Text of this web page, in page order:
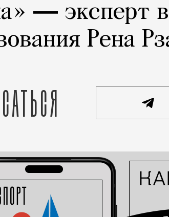
― эксперт
Рена